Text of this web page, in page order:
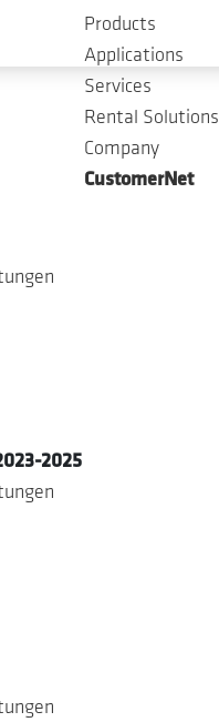
Products
Applications
Services
Rental Solutions
Company
CustomerNet
2025